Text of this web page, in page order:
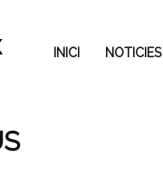
BMXINICI NOTICIES